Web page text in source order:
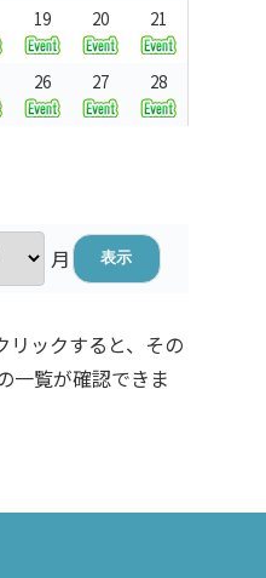
19 20 21
26 27 28
月
リックすると、その
一覧が確認できま